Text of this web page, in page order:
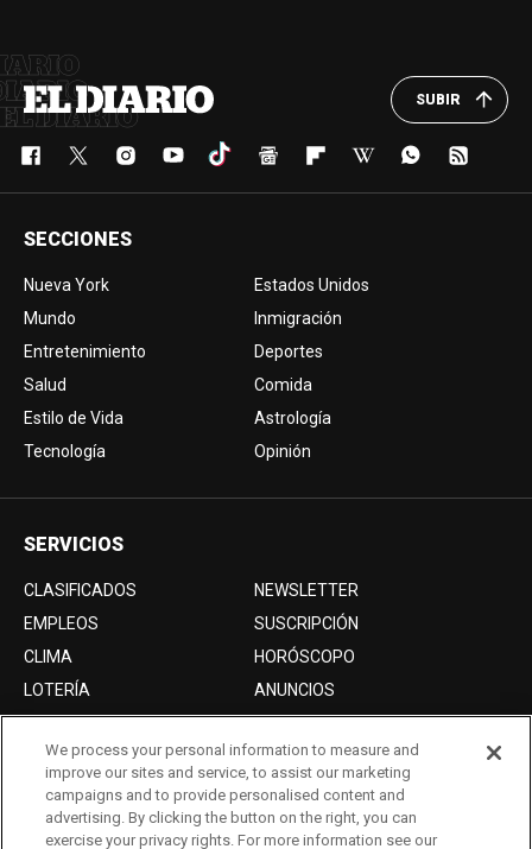
SUBIR
SECCIONES
Nueva York
Estados Unidos
Mundo
Inmigración
Entretenimiento
Deportes
Salud
Comida
Estilo de Vida
Astrología
Tecnología
Opinión
SERVICIOS
CLASIFICADOS
NEWSLETTER
EMPLEOS
SUSCRIPCIÓN
CLIMA
HORÓSCOPO
LOTERÍA
ANUNCIOS
Acerca de nosotros
Advertise with Us/Anuncios
Politica de Privacidad
We process your personal information to measure and
improve our sites and service, to assist our marketing
campaigns and to provide personalised content and
advertising. By clicking the button on the right, you can
exercise your privacy rights. For more information see our